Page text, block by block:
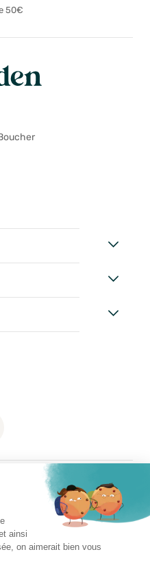
ainsi
on aimerait bien vous
50€
2024